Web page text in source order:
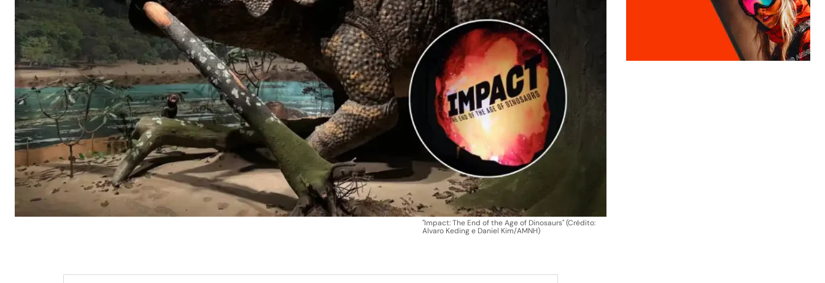
"Impact: The End of the Age of Dinosaurs" (Crédito:
Alvaro Keding e Daniel Kim/AMNH)